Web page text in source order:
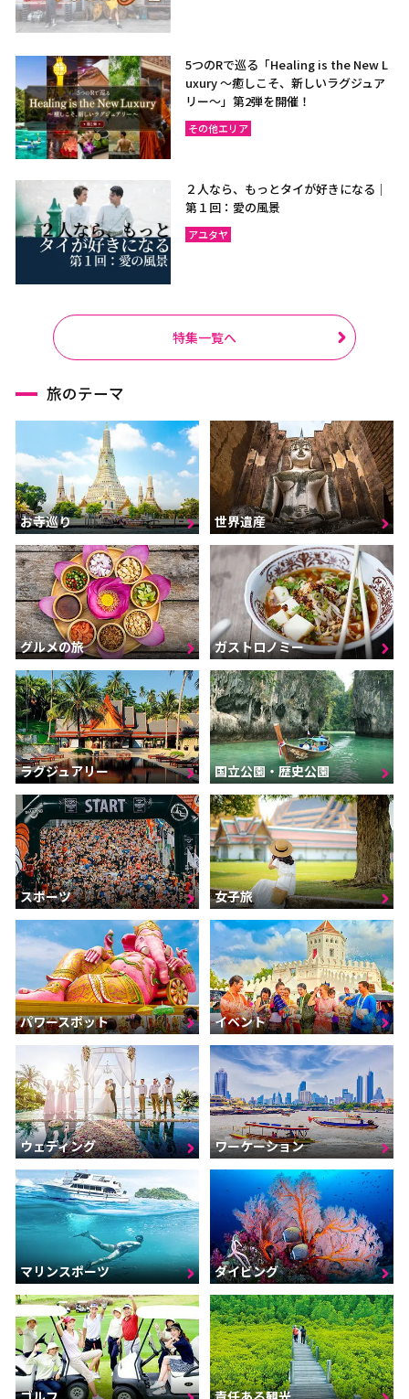
5つのRで巡る「Healing is the New L
uxury ～癒しこそ、新しいラグジュア
リー〜」第2弾を開催！
その他エリア
２人なら、もっとタイが好きになる｜
第１回：愛の風景
アユタヤ
特集一覧へ
旅のテーマ
お寺巡り 世界遺産
グルメの旅 ガストロノミー
ラグジュアリー 国立公園・歴史公園
スポーツ 女子旅
パワースポット イベント
ウェディング ワーケーション
マリンスポーツ ダイビング